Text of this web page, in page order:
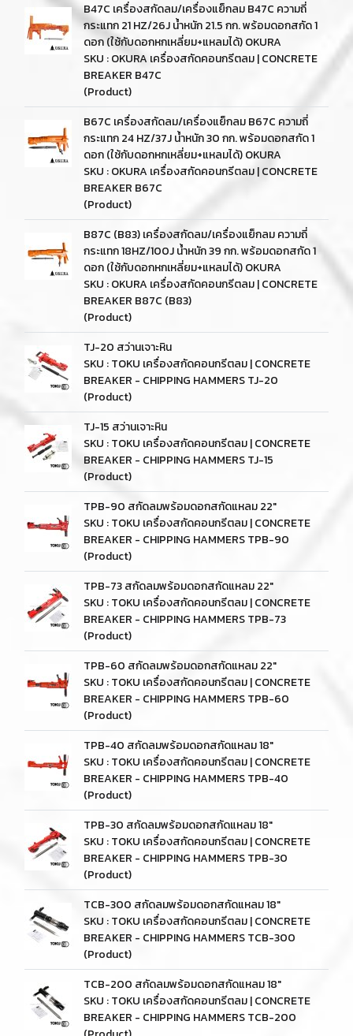
B47C เครื่องสกัดลม/เครื่องแย็กลม B47C ความถี่
กระแทก 21 HZ/26J น้ำหนัก 21.5 กก. พร้อมดอกสกัด 1
ดอก (ใช้กับดอกหกเหลี่ยม+แหลมได้) OKURA
SKU : OKURA เครื่องสกัดคอนกรีตลม | CONCRETE
BREAKER B47C
(Product)
B67C เครื่องสกัดลม/เครื่องแย็กลม B67C ความถี่
กระแทก 24 HZ/37J น้ำหนัก 30 กก. พร้อมดอกสกัด 1
ดอก (ใช้กับดอกหกเหลี่ยม+แหลมได้) OKURA
SKU : OKURA เครื่องสกัดคอนกรีตลม | CONCRETE
BREAKER B67C
(Product)
B87C (B83) เครื่องสกัดลม/เครื่องแย็กลม ความถี่
กระแทก 18HZ/100J น้ำหนัก 39 กก. พร้อมดอกสกัด 1
ดอก (ใช้กับดอกหกเหลี่ยม+แหลมได้) OKURA
SKU : OKURA เครื่องสกัดคอนกรีตลม | CONCRETE
BREAKER B87C (B83)
(Product)
TJ-20 สว่านเจาะหิน
SKU : TOKU เครื่องสกัดคอนกรีตลม | CONCRETE
BREAKER - CHIPPING HAMMERS TJ-20
(Product)
TJ-15 สว่านเจาะหิน
SKU : TOKU เครื่องสกัดคอนกรีตลม | CONCRETE
BREAKER - CHIPPING HAMMERS TJ-15
(Product)
TPB-90 สกัดลมพร้อมดอกสกัดแหลม 22"
SKU : TOKU เครื่องสกัดคอนกรีตลม | CONCRETE
BREAKER - CHIPPING HAMMERS TPB-90
(Product)
TPB-73 สกัดลมพร้อมดอกสกัดแหลม 22"
SKU : TOKU เครื่องสกัดคอนกรีตลม | CONCRETE
BREAKER - CHIPPING HAMMERS TPB-73
(Product)
TPB-60 สกัดลมพร้อมดอกสกัดแหลม 22"
SKU : TOKU เครื่องสกัดคอนกรีตลม | CONCRETE
BREAKER - CHIPPING HAMMERS TPB-60
(Product)
TPB-40 สกัดลมพร้อมดอกสกัดแหลม 18"
SKU : TOKU เครื่องสกัดคอนกรีตลม | CONCRETE
BREAKER - CHIPPING HAMMERS TPB-40
(Product)
TPB-30 สกัดลมพร้อมดอกสกัดแหลม 18"
SKU : TOKU เครื่องสกัดคอนกรีตลม | CONCRETE
BREAKER - CHIPPING HAMMERS TPB-30
(Product)
TCB-300 สกัดลมพร้อมดอกสกัดแหลม 18"
SKU : TOKU เครื่องสกัดคอนกรีตลม | CONCRETE
BREAKER - CHIPPING HAMMERS TCB-300
(Product)
TCB-200 สกัดลมพร้อมดอกสกัดแหลม 18"
SKU : TOKU เครื่องสกัดคอนกรีตลม | CONCRETE
BREAKER - CHIPPING HAMMERS TCB-200